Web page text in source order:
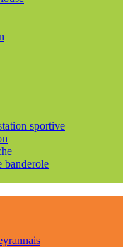
sportive
banderole